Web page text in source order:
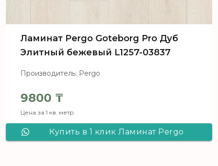
Ламинат Pergo Goteborg Pro Дуб
Элитный бежевый L1257-03837
Производитель: Pergo
9800 ₸
Цена за 1 кв. метр
Купить в 1 клик Ламинат Pergo